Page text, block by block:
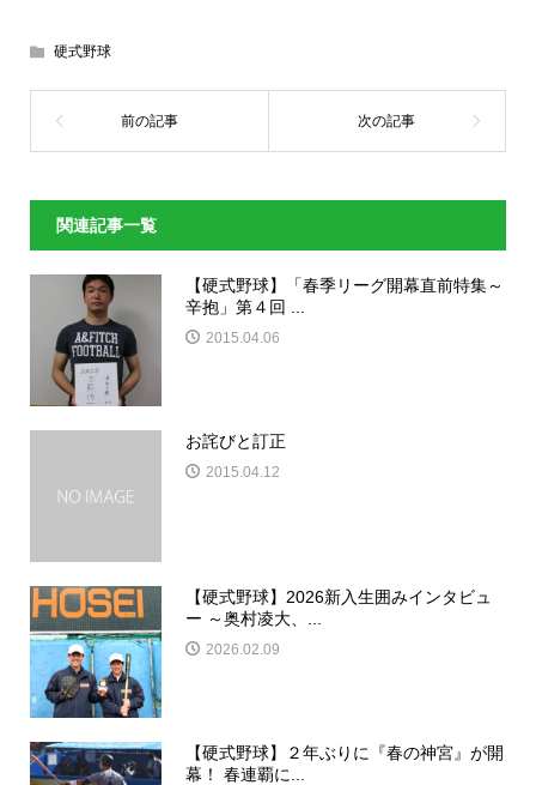
硬式野球
関連記事一覧
【硬式野球】「春季リーグ開幕直前特集～
辛抱」第４回 ...
2015.04.06
お詫びと訂正
2015.04.12
【硬式野球】2026新入生囲みインタビュ
ー ～奥村凌大、...
2026.02.09
【硬式野球】２年ぶりに『春の神宮』が開
幕！ 春連覇に...